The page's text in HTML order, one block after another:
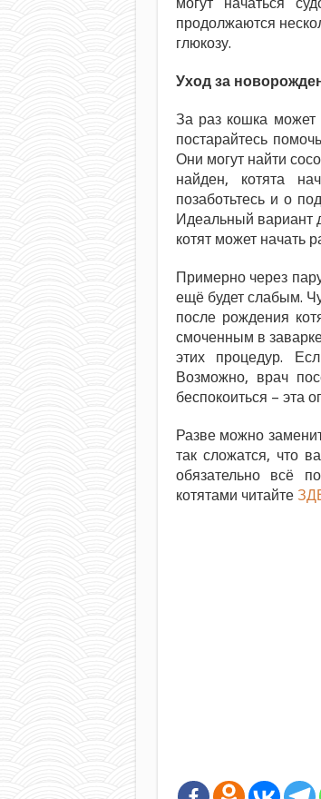
продолжаются
глюкозу.
Уход за
За раз кошка может
постарайтесь
Они могут найти
найден, котята
позаботьтесь и о
Идеальный вариант
котят может начать
Примерно через
ещё будет слабым.
после рождения
смоченным в
этих процедур.
Возможно, врач
беспокоиться – эта
Разве можно
так сложатся, что
обязательно всё
котятами читайте